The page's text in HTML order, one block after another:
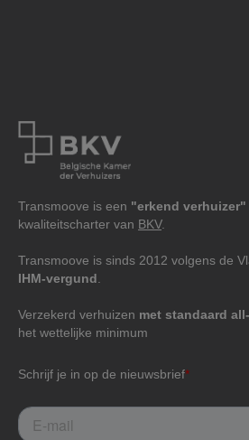
Transmoove is een "erkend verhuizer"
kwaliteitscharter van BKV.
Transmoove is sinds 2012 volgens de
IHM-vergund.
Verzekerd verhuizen met standaard
het wettelijke minimum